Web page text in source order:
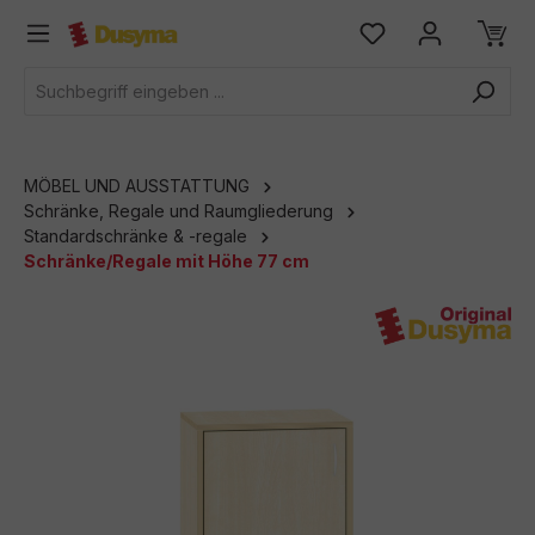
springen
MÖBEL UND AUSSTATTUNG
Schränke, Regale und Raumgliederung
Standardschränke & -regale
Schränke/Regale mit Höhe 77 cm
Bildergalerie überspringen